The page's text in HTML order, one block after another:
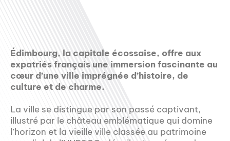
Édimbourg, la capitale écossaise, offre aux
expatriés français une immersion fascinante au
cœur d’une ville imprégnée d’histoire, de
culture et de charme.
La ville se distingue par son passé captivant,
illustré par le château emblématique qui domine
l’horizon et la vieille ville classée au patrimoine